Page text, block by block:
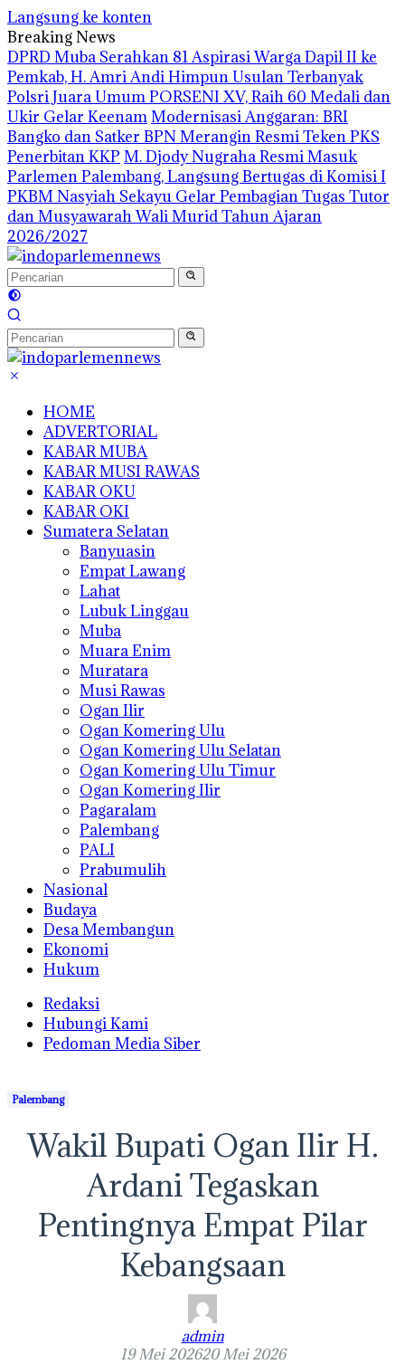
Langsung ke konten
Breaking News
DPRD Muba Serahkan 81 Aspirasi Warga Dapil II ke
Pemkab, H. Amri Andi Himpun Usulan Terbanyak
Polsri Juara Umum PORSENI XV, Raih 60 Medali dan
Ukir Gelar KeenamModernisasi Anggaran: BRI
Bangko dan Satker BPN Merangin Resmi Teken PKS
Penerbitan KKP M. Djody Nugraha Resmi Masuk
Parlemen Palembang, Langsung Bertugas di Komisi I
PKBM Nasyiah Sekayu Gelar Pembagian Tugas Tutor
dan Musyawarah Wali Murid Tahun Ajaran
2026/2027
HOME
ADVERTORIAL
KABAR MUBA
KABAR MUSI RAWAS
KABAR OKU
KABAR OKI
Sumatera Selatan
Banyuasin
Empat Lawang
Lahat
Lubuk Linggau
Muba
Muara Enim
Muratara
Musi Rawas
Ogan Ilir
Ogan Komering Ulu
Ogan Komering Ulu Selatan
Ogan Komering Ulu Timur
Ogan Komering Ilir
Pagaralam
Palembang
PALI
Prabumulih
Nasional
Budaya
Desa Membangun
Ekonomi
Hukum
Redaksi
Hubungi Kami
Pedoman Media Siber
Palembang
Wakil Bupati Ogan Ilir H.
Ardani Tegaskan
Pentingnya Empat Pilar
Kebangsaan
admin
19 Mei 202620 Mei 2026